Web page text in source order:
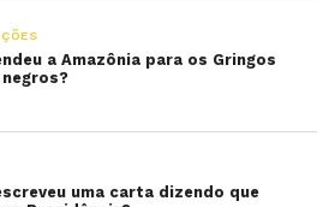
a Amazônia para os Gringos
uma carta dizendo que